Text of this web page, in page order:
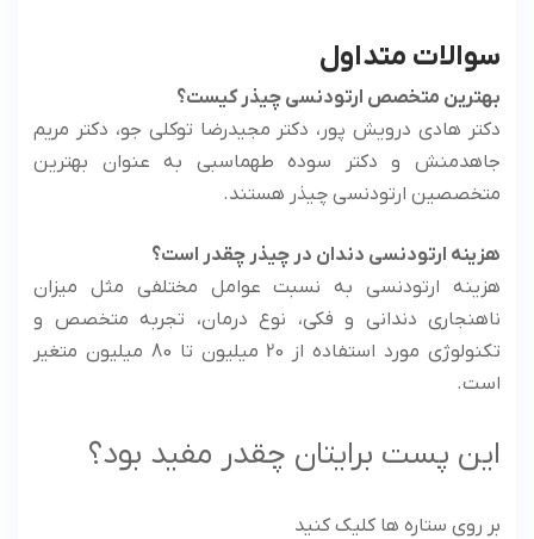
سوالات متداول
بهترین متخصص ارتودنسی چیذر کیست؟
دکتر هادی درویش پور، دکتر مجیدرضا توکلی جو، دکتر مریم
جاهدمنش و دکتر سوده طهماسبی به عنوان بهترین
متخصصین ارتودنسی چیذر هستند.
هزینه ارتودنسی دندان در چیذر چقدر است؟
هزینه ارتودنسی به نسبت عوامل مختلفی مثل میزان
ناهنجاری دندانی و فکی، نوع درمان، تجربه متخصص و
تکنولوژی مورد استفاده از 20 میلیون تا 80 میلیون متغیر
است.
این پست برایتان چقدر مفید بود؟
بر روی ستاره ها کلیک کنید